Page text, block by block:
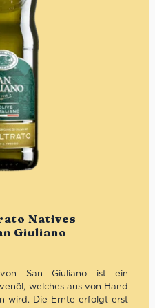
Natives
Giuliano
von San Giuliano ist ein
welches aus von Hand
wird. Die Ernte erfolgt erst